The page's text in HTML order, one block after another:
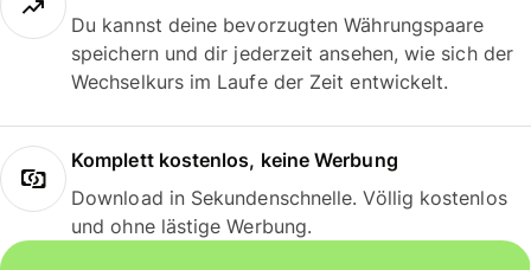
Du kannst deine bevorzugten Währungspaare
speichern und dir jederzeit ansehen, wie sich der
Wechselkurs im Laufe der Zeit entwickelt.
Komplett kostenlos, keine Werbung
Download in Sekundenschnelle. Völlig kostenlos
und ohne lästige Werbung.